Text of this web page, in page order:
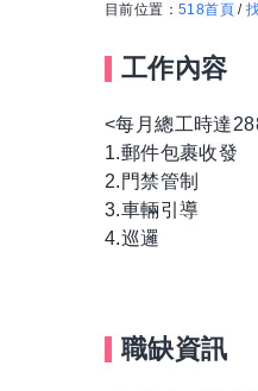
目前位置： 518首頁 /
工作內容
<每月總工時達
1.郵件包裹收發
2.門禁管制
3.車輛引導
4.巡邏
職缺資訊